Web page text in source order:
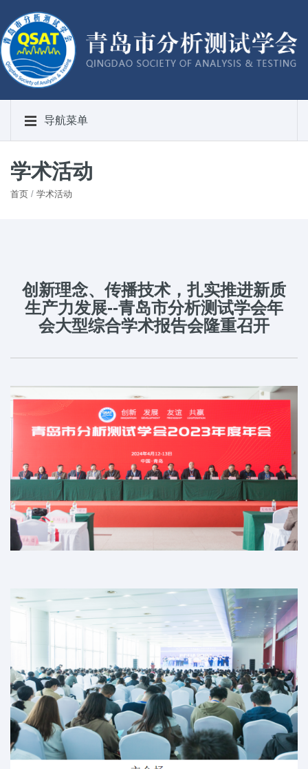
导航菜单
学术活动
首页 / 学术活动
创新理念、传播技术，扎实推进新质
生产力发展--青岛市分析测试学会年
会大型综合学术报告会隆重召开